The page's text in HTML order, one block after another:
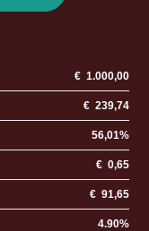
€ 1.000,00
€ 239,74
56,01%
€ 0,65
€ 91,65
4.90%